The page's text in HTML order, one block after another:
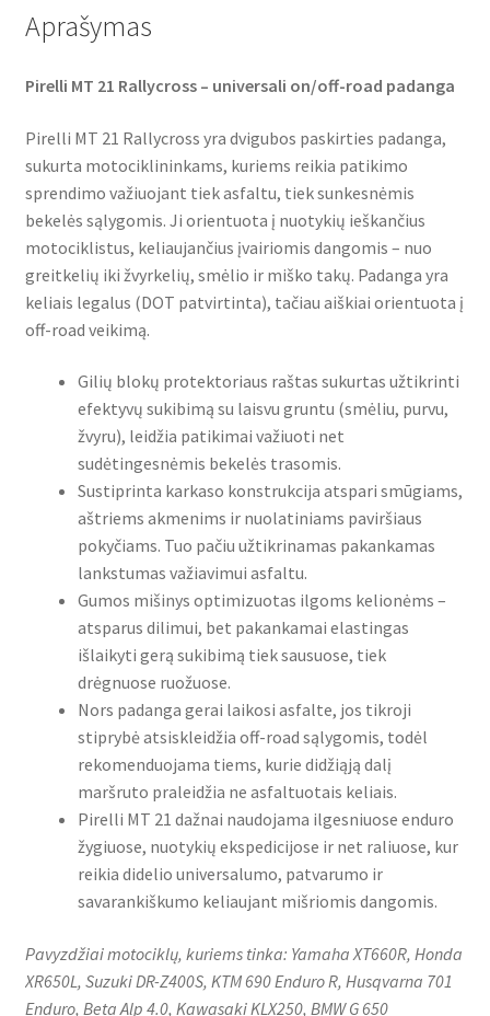
Aprašymas
Pirelli MT 21 Rallycross – universali on/off-road padanga
Pirelli MT 21 Rallycross yra dvigubos paskirties padanga,
sukurta motociklininkams, kuriems reikia patikimo
sprendimo važiuojant tiek asfaltu, tiek sunkesnėmis
bekelės sąlygomis. Ji orientuota į nuotykių ieškančius
motociklistus, keliaujančius įvairiomis dangomis – nuo
greitkelių iki žvyrkelių, smėlio ir miško takų. Padanga yra
keliais legalus (DOT patvirtinta), tačiau aiškiai orientuota į
off-road veikimą.
Gilių blokų protektoriaus raštas sukurtas užtikrinti
efektyvų sukibimą su laisvu gruntu (smėliu, purvu,
žvyru), leidžia patikimai važiuoti net
sudėtingesnėmis bekelės trasomis.
Sustiprinta karkaso konstrukcija atspari smūgiams,
aštriems akmenims ir nuolatiniams paviršiaus
pokyčiams. Tuo pačiu užtikrinamas pakankamas
lankstumas važiavimui asfaltu.
Gumos mišinys optimizuotas ilgoms kelionėms –
atsparus dilimui, bet pakankamai elastingas
išlaikyti gerą sukibimą tiek sausuose, tiek
drėgnuose ruožuose.
Nors padanga gerai laikosi asfalte, jos tikroji
stiprybė atsiskleidžia off-road sąlygomis, todėl
rekomenduojama tiems, kurie didžiąją dalį
maršruto praleidžia ne asfaltuotais keliais.
Pirelli MT 21 dažnai naudojama ilgesniuose enduro
žygiuose, nuotykių ekspedicijose ir net raliuose, kur
reikia didelio universalumo, patvarumo ir
savarankiškumo keliaujant mišriomis dangomis.
Pavyzdžiai motociklų, kuriems tinka: Yamaha XT660R, Honda
XR650L, Suzuki DR-Z400S, KTM 690 Enduro R, Husqvarna 701
Enduro, Beta Alp 4.0, Kawasaki KLX250, BMW G 650